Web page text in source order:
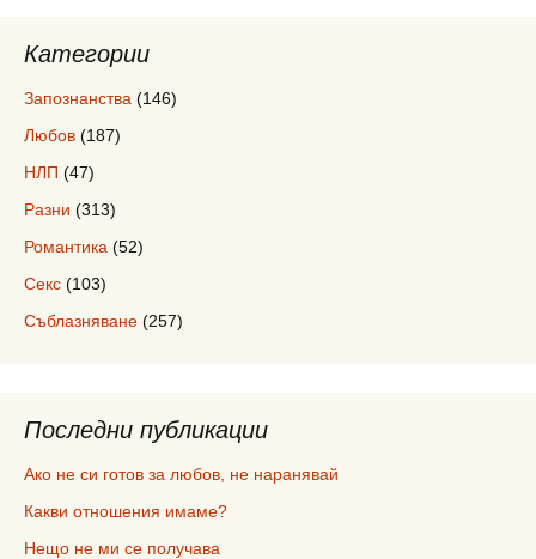
Категории
Запознанства (146)
Любов (187)
НЛП (47)
Разни (313)
Романтика (52)
Секс (103)
Съблазняване (257)
Последни публикации
Ако не си готов за любов, не наранявай
Какви отношения имаме?
Нещо не ми се получава